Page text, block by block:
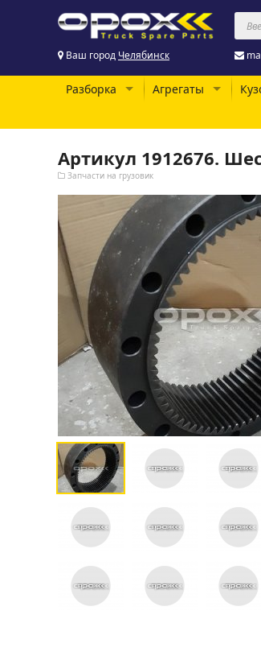
Ваш город Челябинск
Разборка Агрегаты
Артикул 1912676.
Запчасти на грузовик